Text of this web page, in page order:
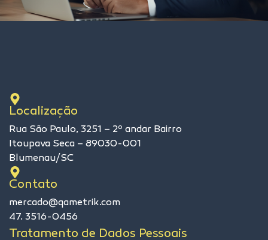
Localização
Rua São Paulo, 3251 – 2º andar Bairro
Itoupava Seca – 89030-001
Blumenau/SC
Contato
mercado@qametrik.com
47. 3516-0456
Tratamento de Dados Pessoais